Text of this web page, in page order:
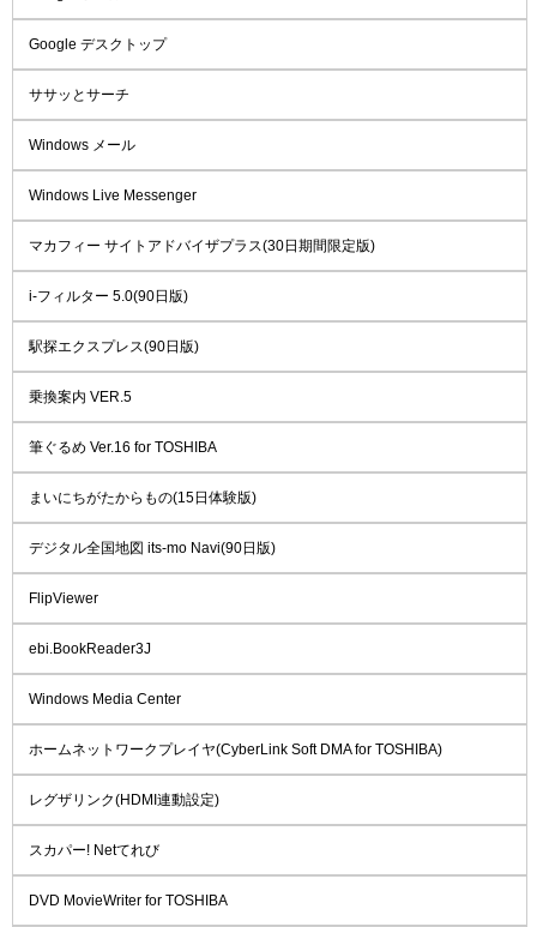
Google デスクトップ
ササッとサーチ
Windows メール
Windows Live Messenger
マカフィー サイトアドバイザプラス(30日期間限定版)
i-フィルター 5.0(90日版)
駅探エクスプレス(90日版)
乗換案内 VER.5
筆ぐるめ Ver.16 for TOSHIBA
まいにちがたからもの(15日体験版)
デジタル全国地図 its-mo Navi(90日版)
FlipViewer
ebi.BookReader3J
Windows Media Center
ホームネットワークプレイヤ(CyberLink Soft DMA for TOSHIBA)
レグザリンク(HDMI連動設定)
スカパー! Netてれび
DVD MovieWriter for TOSHIBA